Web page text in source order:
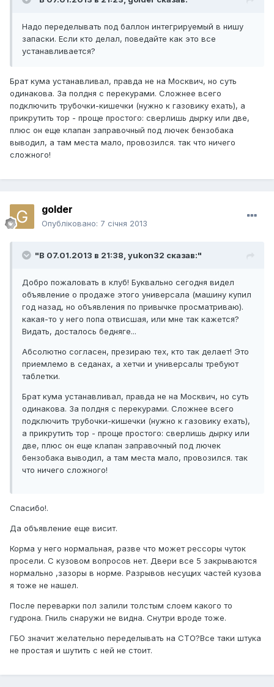
Надо переделывать под баллон интегрируемый в нишу
запаски. Если кто делал, поведайте как это все
устанавливается?
Брат кума устанавливал, правда не на Москвич, но суть
одинакова. За полдня с перекурами. Сложнее всего
подключить трубочки-кишечки (нужно к газовику ехать), а
прикрутить тор - проще простого: сверлишь дырку или две,
плюс он еще клапан заправочный под лючек бензобака
выводил, а там места мало, провозился. так что ничего
сложного!
golder
Опубліковано: 7 січня 2013
"В 07.01.2013 в 21:38, yukon32 сказав:"
Добро пожаловать в клуб! Буквально сегодня видел
объявление о продаже этого универсала (машину купил
год назад, но объявления по привычке просматриваю).
какая-то у него попа отвисшая, или мне так кажется?
Видать, досталось бедняге...
Абсолютно согласен, презираю тех, кто так делает! Это
приемлемо в седанах, а хетчи и универсалы требуют
таблетки.
Брат кума устанавливал, правда не на Москвич, но суть
одинакова. За полдня с перекурами. Сложнее всего
подключить трубочки-кишечки (нужно к газовику ехать),
а прикрутить тор - проще простого: сверлишь дырку или
две, плюс он еще клапан заправочный под лючек
бензобака выводил, а там места мало, провозился. так
что ничего сложного!
Спасибо!.
Да объявление еще висит.
Корма у него нормальная, разве что может рессоры чуток
просели. С кузовом вопросов нет. Двери все 5 закрываются
нормально ,зазоры в норме. Разрывов несущих частей кузова
я тоже не нашел.
После переварки пол залили толстым слоем какого то
гудрона. Гниль снаружи не видна. Снутри вроде тоже.
ГБО значит желательно переделывать на СТО?Все таки штука
не простая и шутить с ней не стоит.